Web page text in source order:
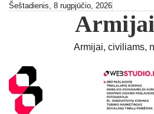
SkipŠeštadienis, 8 rugpjūčio, 2026
Armijai, civiliams,